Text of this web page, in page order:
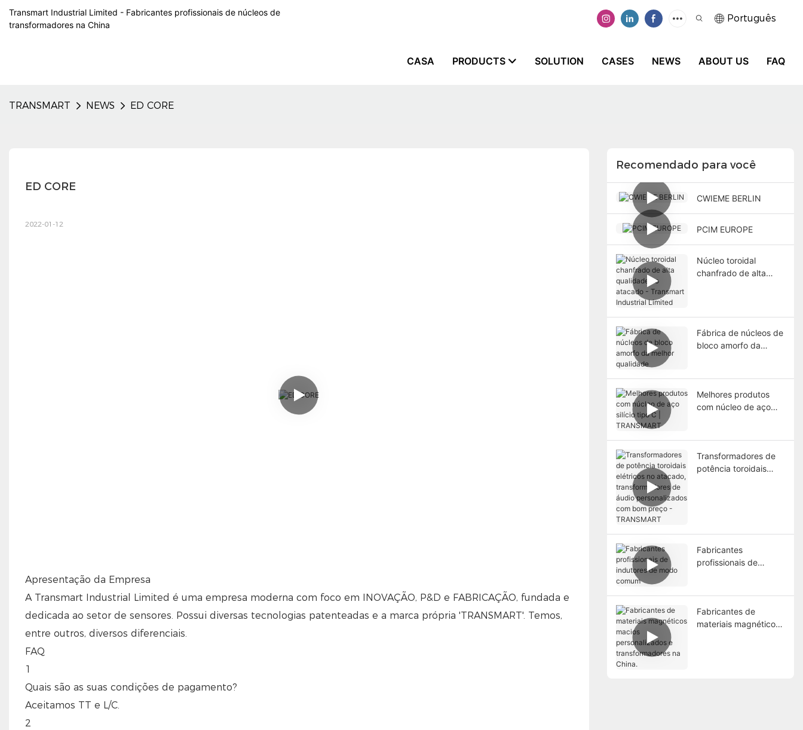
Transmart Industrial Limited - Fabricantes profissionais de núcleos de
transformadores na China
Português
CASA PRODUCTS SOLUTION CASES NEWS ABOUT US FAQ
TRANSMART NEWS ED CORE
ED CORE
2022-01-12
Apresentação da Empresa
A Transmart Industrial Limited é uma empresa moderna com foco em INOVAÇÃO, P&D e FABRICAÇÃO, fundada e
dedicada ao setor de sensores. Possui diversas tecnologias patenteadas e a marca própria 'TRANSMART'. Temos,
entre outros, diversos diferenciais.
FAQ
1
Quais são as suas condições de pagamento?
Aceitamos TT e L/C.
2
Recomendado para você
CWIEME BERLIN
PCIM EUROPE
Núcleo toroidal
chanfrado de alta
Fábrica de núcleos de
bloco amorfo da
Melhores produtos
com núcleo de aço
Transformadores de
potência toroidais
Fabricantes
profissionais de
Fabricantes de
materiais magnéticos